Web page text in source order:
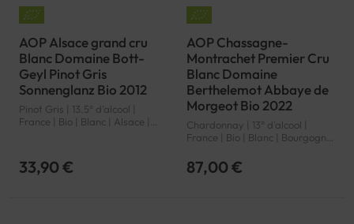
AOP Alsace grand cru
Blanc Domaine Bott-
Geyl Pinot Gris
Sonnenglanz Bio 2012
Pinot Gris | 13.5° d'alcool |
France | Bio | Blanc | Alsace |
33,90 €
AOP Chassagne-
Montrachet Premier Cru
Blanc Domaine
Berthelemot Abbaye de
Morgeot Bio 2022
Chardonnay | 13° d'alcool |
France | Bio | Blanc | Bourgogne
Premier Cru | AOP
87,00 €